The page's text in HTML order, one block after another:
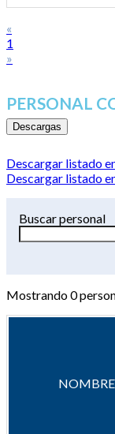
«
1
»
PERSONAL
Descargas
Descargar listado
Descargar listado
Buscar personal
Mostrando0
NOMBRE